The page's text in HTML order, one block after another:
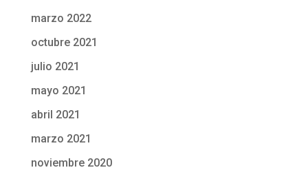
marzo 2022
octubre 2021
julio 2021
mayo 2021
abril 2021
marzo 2021
noviembre 2020